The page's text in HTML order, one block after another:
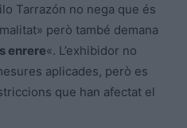
Tarrazón no nega que és
però també demana
enrere«. L’exhibidor no
aplicades, però es
que han afectat el